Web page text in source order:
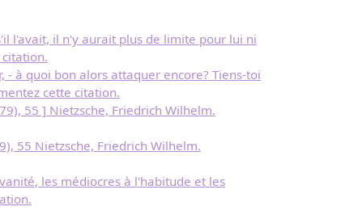
l'avait, il n'y aurait plus de limite pour lui ni
à quoi bon alors attaquer encore? Tiens-toi
cette citation.
55 ] Nietzsche, Friedrich Wilhelm.
55 Nietzsche, Friedrich Wilhelm.
les médiocres à l'habitude et les